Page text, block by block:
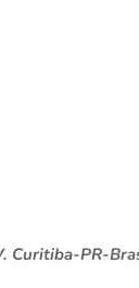
Curitiba-PR-